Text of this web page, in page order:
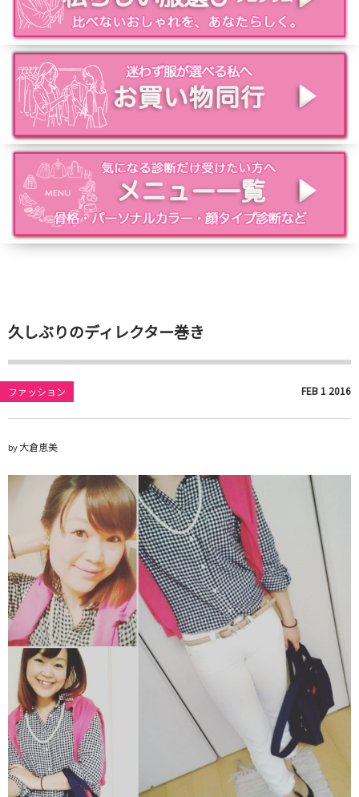
久しぶりのディレクター巻き
ファッション FEB 1 2016
by大倉恵美